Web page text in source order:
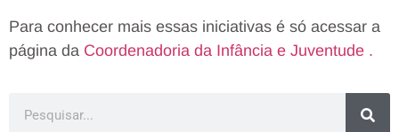
Para conhecer mais essas iniciativas é só acessar a
página da Coordenadoria da Infância e Juventude .